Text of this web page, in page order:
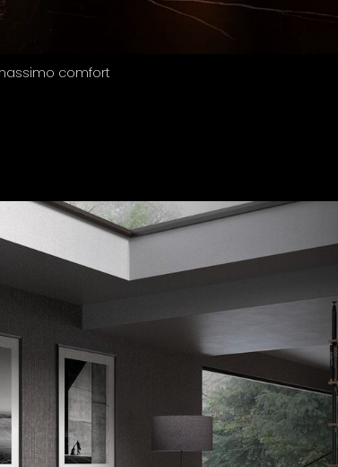
comfort